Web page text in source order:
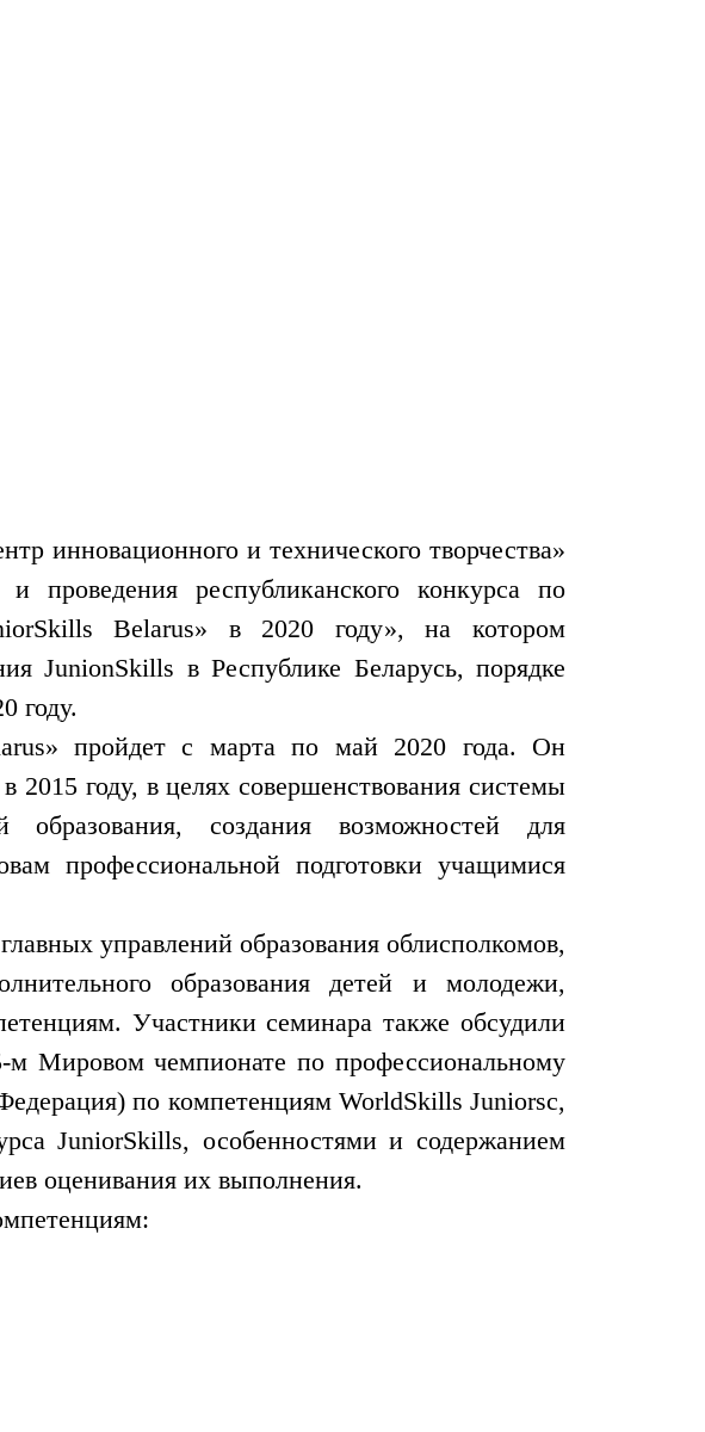
инновационного и технического творчества»
проведения республиканского конкурса по
Belarus» в 2020 году», на котором
JunionSkills в Республике Беларусь, порядке
году.
пройдет с марта по май 2020 года. Он
2015 году, в целях совершенствования системы
образования, создания возможностей для
профессиональной подготовки учащимися
управлений образования облисполкомов,
образования детей и молодежи,
Участники семинара также обсудили
м Мировом чемпионате по профессиональному
по компетенциям WorldSkills Juniorsс,
JuniorSkills, особенностями и содержанием
оценивания их выполнения.